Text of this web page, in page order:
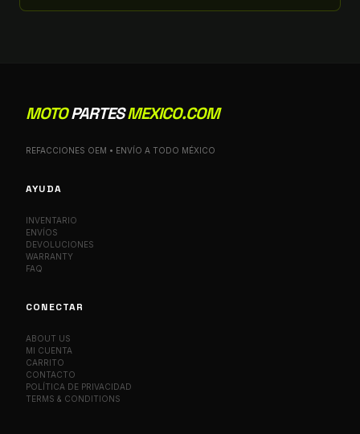
MOTOPARTESMEXICO.COM
REFACCIONES OEM • ENVÍO A TODO MÉXICO
AYUDA
INVENTARIO
ENVÍOS
DEVOLUCIONES
WARRANTY
FAQ
CONECTAR
ABOUT US
MI CUENTA
CARRITO
CONTACTO
POLÍTICA DE PRIVACIDAD
TERMS & CONDITIONS